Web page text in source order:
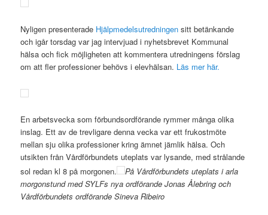
Nyligen presenterade Hjälpmedelsutredningen sitt betänkande
och igår torsdag var jag intervjuad i nyhetsbrevet Kommunal
hälsa och fick möjligheten att kommentera utredningens förslag
om att fler professioner behövs i elevhälsan. Läs mer här.
En arbetsvecka som förbundsordförande rymmer många olika
inslag. Ett av de trevligare denna vecka var ett frukostmöte
mellan sju olika professioner kring ämnet jämlik hälsa. Och
utsikten från Vårdförbundets uteplats var lysande, med strålande
sol redan kl 8 på morgonen.
På Vårdförbundets uteplats i arla
morgonstund med SYLFs nya ordförande Jonas Ålebring och
Vårdförbundets ordförande Sineva Ribeiro